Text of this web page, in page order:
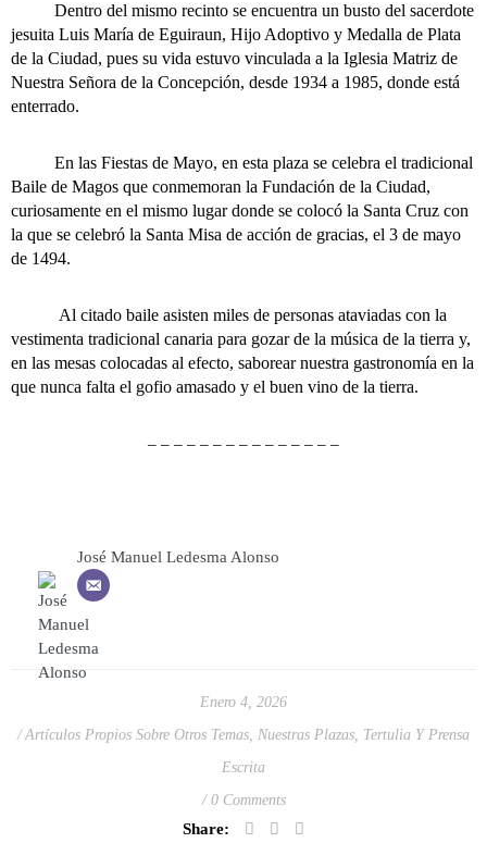
Dentro del mismo recinto se encuentra un busto del sacerdote
jesuita Luis María de Eguiraun, Hijo Adoptivo y Medalla de Plata
de la Ciudad, pues su vida estuvo vinculada a la Iglesia Matriz de
Nuestra Señora de la Concepción, desde 1934 a 1985, donde está
enterrado.
En las Fiestas de Mayo, en esta plaza se celebra el tradicional
Baile de Magos que conmemoran la Fundación de la Ciudad,
curiosamente en el mismo lugar donde se colocó la Santa Cruz con
la que se celebró la Santa Misa de acción de gracias, el 3 de mayo
de 1494.
Al citado baile asisten miles de personas ataviadas con la
vestimenta tradicional canaria para gozar de la música de la tierra y,
en las mesas colocadas al efecto, saborear nuestra gastronomía en la
que nunca falta el gofio amasado y el buen vino de la tierra.
– – – – – – – – – – – – – – –
José Manuel Ledesma Alonso
Enero 4, 2026
Artículos Propios Sobre Otros Temas Nuestras Plazas Tertulia Y Prensa
Escrita
0 Comments
Share: